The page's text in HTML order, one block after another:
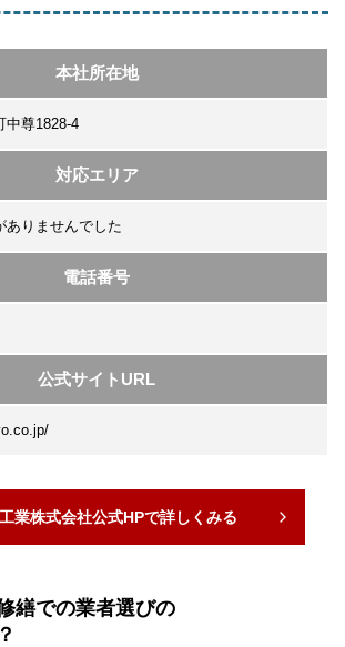
本社所在地
中尊1828-4
対応エリア
ありませんでした
電話番号
公式サイトURL
業株式会社公式HPで詳しくみる
繕での業者選びの